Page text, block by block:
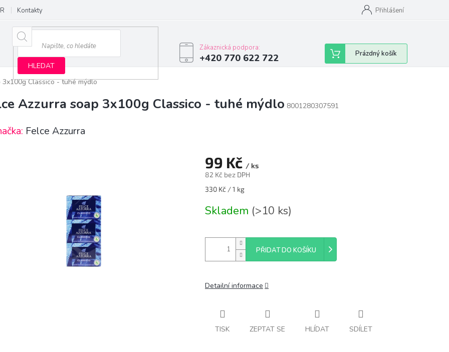
Kontakty Přihlášení
HLEDAT
Zákaznická podpora:
+420 770 622 722
Nákupní
košík
Prázdný košík
3x100g Classico - tuhé mýdlo
Azzurra soap 3x100g Classico - tuhé mýdlo 8001280307591
Felce Azzurra
99 Kč / ks
82 Kč bez DPH
Měrná
330 Kč / 1 kg
Skladem (>10 ks)
PŘIDAT DO KOŠÍKU
Detailní informace
TISK ZEPTAT SE HLÍDAT SDÍLET